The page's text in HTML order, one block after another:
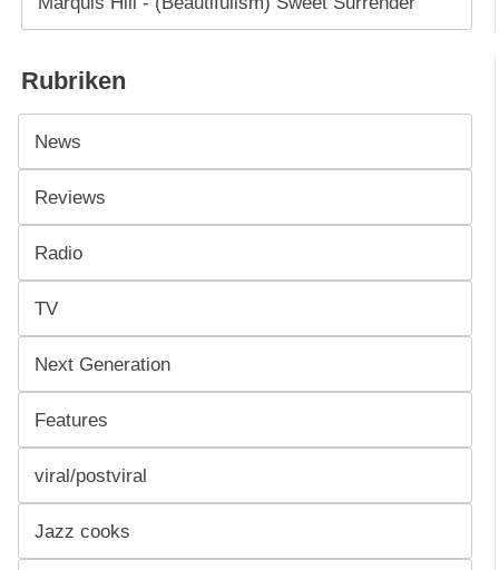
Rubriken
News
Reviews
Radio
TV
Next Generation
Features
viral/postviral
Jazz cooks